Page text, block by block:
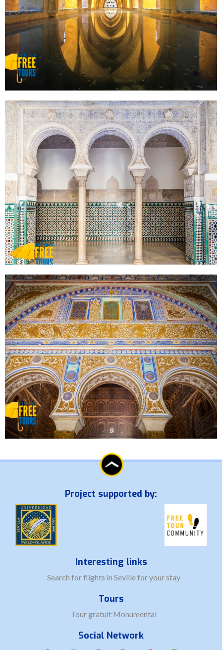
Project supported by:
Interesting links
Search forflights in Sevillefor your stay
Tours
Tour gratuit Monumental
Social Network